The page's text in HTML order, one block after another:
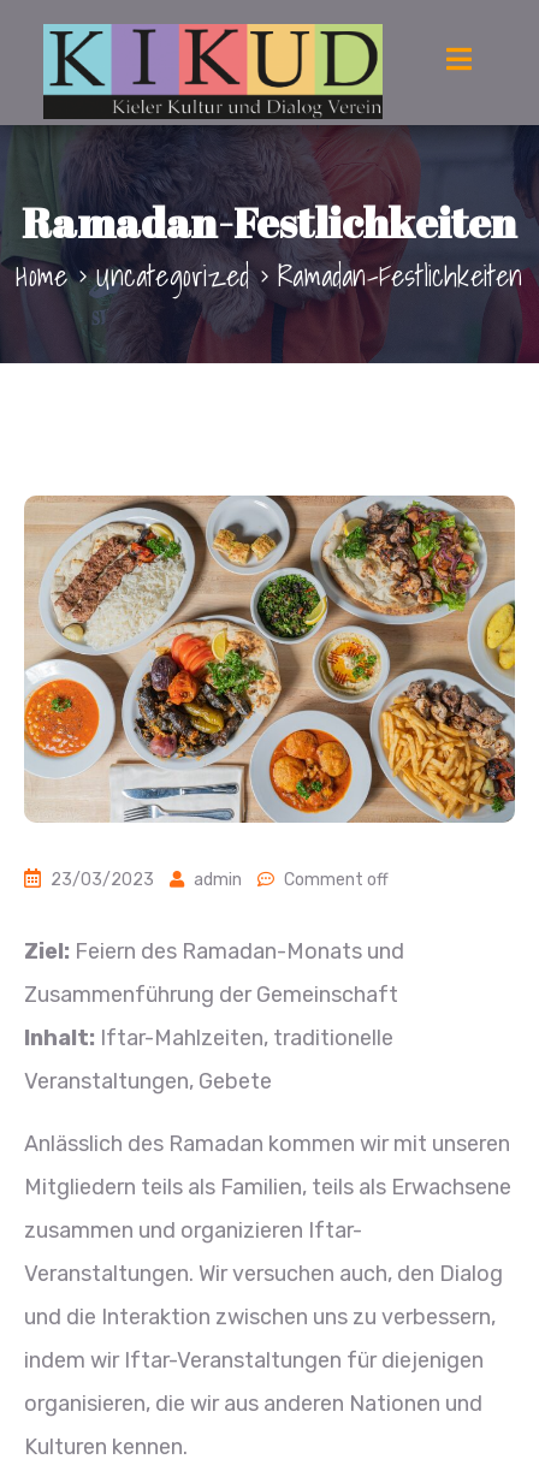
Ramadan-Festlichkeiten
Home Uncategorized Ramadan-Festlichkeiten
23/03/2023 admin Comment off
Ziel: Feiern des Ramadan-Monats und
Zusammenführung der Gemeinschaft
Inhalt: Iftar-Mahlzeiten, traditionelle
Veranstaltungen, Gebete
Anlässlich des Ramadan kommen wir mit unseren
Mitgliedern teils als Familien, teils als Erwachsene
zusammen und organizieren Iftar-
Veranstaltungen. Wir versuchen auch, den Dialog
und die Interaktion zwischen uns zu verbessern,
indem wir Iftar-Veranstaltungen für diejenigen
organisieren, die wir aus anderen Nationen und
Kulturen kennen.